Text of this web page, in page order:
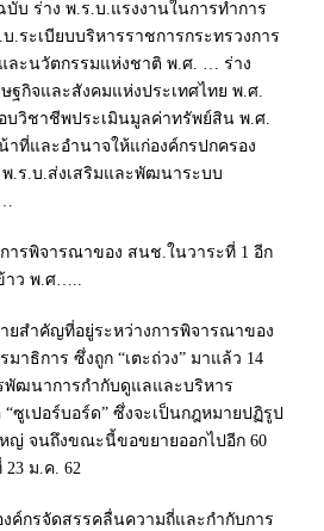
บ ร่าง พ.ร.บ.แรงงานในการทำการ
.ระเบียบบริหารราชการกระทรวงการ
ละนวัตกรรมแห่งชาติ พ.ศ. … ร่าง
ฐกิจและสังคมแห่งประเทศไทย พ.ศ.
บวิชาชีพประเมินมูลค่าทรัพย์สิน พ.ศ.
ที่และอำนาจให้แก่องค์กรปกครอง
.ร.บ.ส่งเสริมและพัฒนาระบบ
ารพิจารณาของ สนช.ในวาระที่ 1 อีก
าว พ.ศ…..
ยสำคัญที่อยู่ระหว่างการพิจารณาของ
าธิการ ซึ่งถูก “เตะถ่วง” มาแล้ว 14
พัฒนาการกำกับดูแลและบริหาร
ซูเปอร์บอร์ด” ซึ่งจะเป็นกฎหมายปฏิรูป
ญ่ จนถึงขณะนี้ขอขยายออกไปอีก 60
ม.ค. 62
งค์กรจัดสรรคลื่นความถี่และกำกับการ